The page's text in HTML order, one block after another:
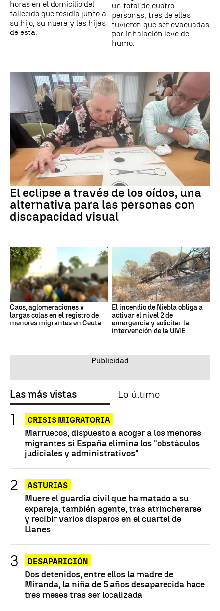
horas en el domicilio del
fallecido que residía junto a
su hijo, su nuera y las hijas
de esta.
un total de cuatro
personas, tres de ellas
tuvieron que ser evacuadas
por inhalación leve de
humo.
El eclipse a través de los oídos, una
alternativa para las personas con
discapacidad visual
Caos, aglomeraciones y
largas colas en el registro de
menores migrantes en Ceuta
El incendio de Niebla obliga a
activar el nivel 2 de
emergencia y solicitar la
intervención de la UME
Las más vistas Lo último
CRISIS MIGRATORIA
Marruecos, dispuesto a acoger a los menores
migrantes si España elimina los "obstáculos
judiciales y administrativos"
ASTURIAS
Muere el guardia civil que ha matado a su
expareja, también agente, tras atrincherarse
y recibir varios disparos en el cuartel de
Llanes
DESAPARICIÓN
Dos detenidos, entre ellos la madre de
Miranda, la niña de 5 años desaparecida hace
tres meses tras ser localizada